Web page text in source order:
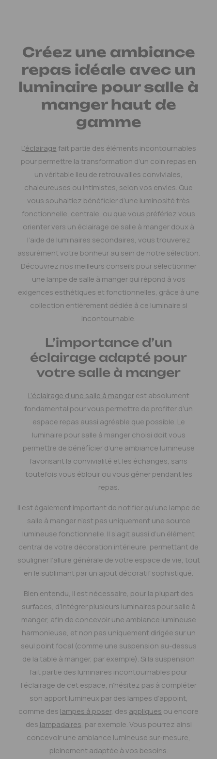
Créez une ambiance
repas idéale avec un
luminaire pour salle à
manger haut de
gamme
L’éclairagefait partie des éléments incontournables
pour permettre la transformation d’un coin repas en
un véritable lieu de retrouvailles conviviales,
chaleureuses ou intimistes, selon vos envies. Que
vous souhaitiez bénéficier d’une luminosité très
fonctionnelle, centrale, ou que vous préfériez vous
orienter vers un éclairage de salle à manger doux à
l’aide de luminaires secondaires, vous trouverez
assurément votre bonheur au sein de notre sélection.
Découvrez nos meilleurs conseils pour sélectionner
une lampe de salle à manger qui répond à vos
exigences esthétiques et fonctionnelles, grâce à une
collection entièrement dédiée à ce luminaire si
incontournable.
L’importance d’un
éclairage adapté pour
votre salle à manger
L’éclairage d’une salle à mangerest absolument
fondamental pour vous permettre de profiter d’un
espace repas aussi agréable que possible. Le
luminaire pour salle à manger choisi doit vous
permettre de bénéficier d’une ambiance lumineuse
favorisant la convivialité et les échanges, sans
toutefois vous éblouir ou vous gêner pendant les
repas.
Il est également important de notifier qu’une lampe de
salle à manger n’est pas uniquement une source
lumineuse fonctionnelle. Il s’agit aussi d’un élément
central de votre décoration intérieure, permettant de
souligner l’allure générale de votre espace de vie, tout
en le sublimant par un ajout décoratif sophistiqué.
Bien entendu, il est nécessaire, pour la plupart des
surfaces, d’intégrer plusieurs luminaires pour salle à
manger, afin de concevoir une ambiance lumineuse
harmonieuse, et non pas uniquement dirigée sur un
seul point focal (comme une suspension au-dessus
de la table à manger, par exemple). Si la suspension
fait partie des luminaires incontournables pour
l’éclairage de cet espace, n’hésitez pas à compléter
son apport lumineux par des lampes d’appoint,
comme des lampes à poser, des appliques ou encore
des lampadaires, par exemple. Vous pourrez ainsi
concevoir une ambiance lumineuse sur-mesure,
pleinement adaptée à vos besoins.